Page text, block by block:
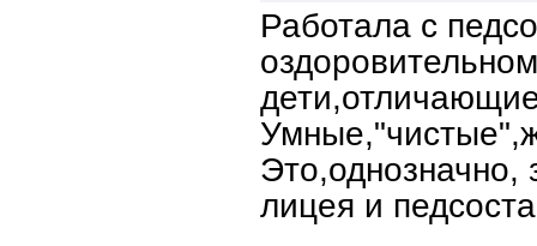
Работала с
Это,однозначно,
лицея и